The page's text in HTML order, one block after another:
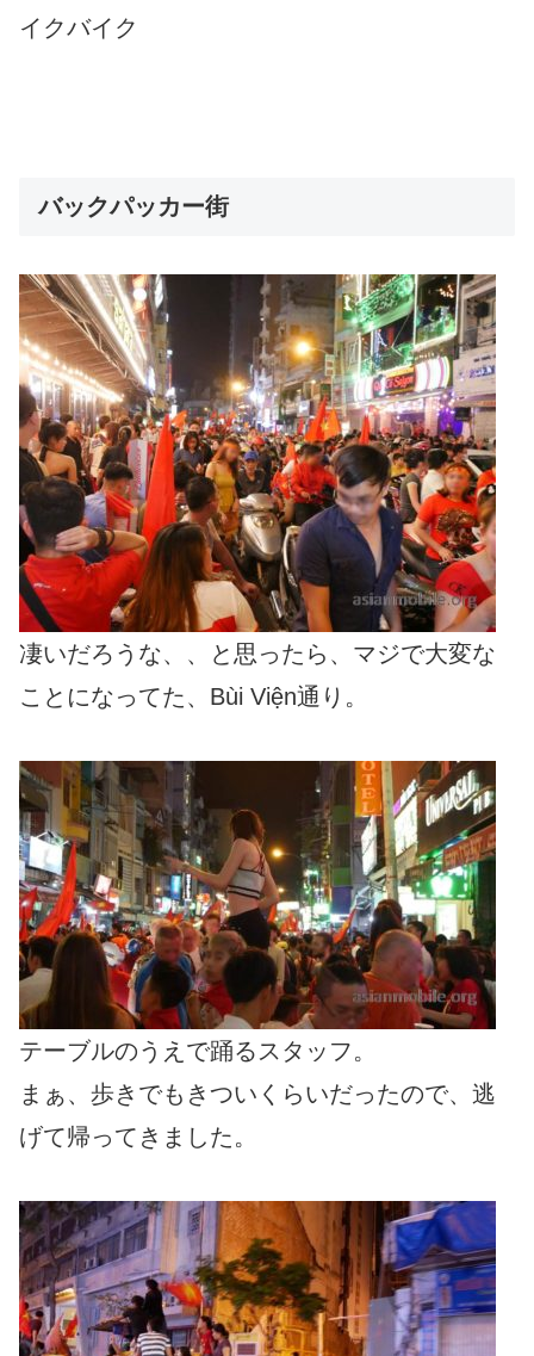
イクバイク
バックパッカー街
凄いだろうな、、と思ったら、マジで大変な
ことになってた、Bùi Viện通り。
テーブルのうえで踊るスタッフ。
まぁ、歩きでもきついくらいだったので、逃
げて帰ってきました。